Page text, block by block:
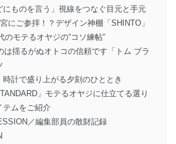
ものを言う」視線をつなぐ目元と手元
にご参拝！？デザイン神棚「SHINTO」
のモテるオヤジの“コソ練帖”
は揺るがぬオトコの信頼です「トム ブラ
時計で盛り上がる夕刻のひととき
」モテるオヤジに仕立てる選り
テムをご紹介
／編集部員の散財記録